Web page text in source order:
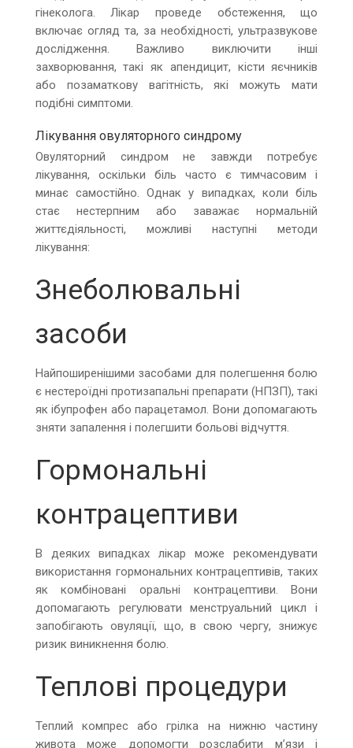
гінеколога. Лікар проведе обстеження, що
включає огляд та, за необхідності, ультразвукове
дослідження. Важливо виключити інші
захворювання, такі як апендицит, кісти яєчників
або позаматкову вагітність, які можуть мати
подібні симптоми.
Лікування овуляторного синдрому
Овуляторний синдром не завжди потребує
лікування, оскільки біль часто є тимчасовим і
минає самостійно. Однак у випадках, коли біль
стає нестерпним або заважає нормальній
життєдіяльності, можливі наступні методи
лікування:
Знеболювальні
засоби
Найпоширенішими засобами для полегшення болю
є нестероїдні протизапальні препарати (НПЗП), такі
як ібупрофен або парацетамол. Вони допомагають
зняти запалення і полегшити больові відчуття.
Гормональні
контрацептиви
В деяких випадках лікар може рекомендувати
використання гормональних контрацептивів, таких
як комбіновані оральні контрацептиви. Вони
допомагають регулювати менструальний цикл і
запобігають овуляції, що, в свою чергу, знижує
ризик виникнення болю.
Теплові процедури
Теплий компрес або грілка на нижню частину
живота може допомогти розслабити м’язи і